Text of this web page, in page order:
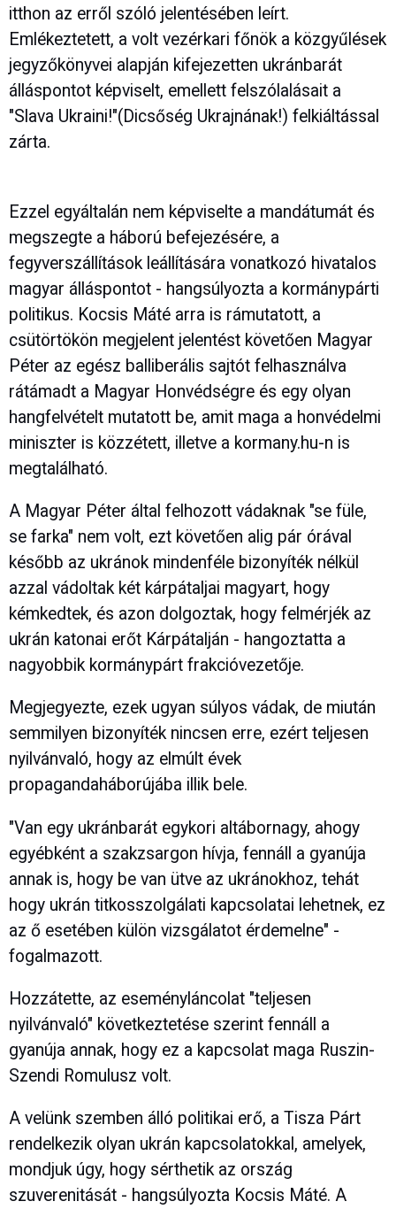
itthon az erről szóló jelentésében leírt.
Emlékeztetett, a volt vezérkari főnök a közgyűlések
jegyzőkönyvei alapján kifejezetten ukránbarát
álláspontot képviselt, emellett felszólalásait a
"Slava Ukraini!"(Dicsőség Ukrajnának!) felkiáltással
zárta.
Ezzel egyáltalán nem képviselte a mandátumát és
megszegte a háború befejezésére, a
fegyverszállítások leállítására vonatkozó hivatalos
magyar álláspontot - hangsúlyozta a kormánypárti
politikus. Kocsis Máté arra is rámutatott, a
csütörtökön megjelent jelentést követően Magyar
Péter az egész balliberális sajtót felhasználva
rátámadt a Magyar Honvédségre és egy olyan
hangfelvételt mutatott be, amit maga a honvédelmi
miniszter is közzétett, illetve a kormany.hu-n is
megtalálható.
A Magyar Péter által felhozott vádaknak "se füle,
se farka" nem volt, ezt követően alig pár órával
később az ukránok mindenféle bizonyíték nélkül
azzal vádoltak két kárpátaljai magyart, hogy
kémkedtek, és azon dolgoztak, hogy felmérjék az
ukrán katonai erőt Kárpátalján - hangoztatta a
nagyobbik kormánypárt frakcióvezetője.
Megjegyezte, ezek ugyan súlyos vádak, de miután
semmilyen bizonyíték nincsen erre, ezért teljesen
nyilvánvaló, hogy az elmúlt évek
propagandaháborújába illik bele.
"Van egy ukránbarát egykori altábornagy, ahogy
egyébként a szakzsargon hívja, fennáll a gyanúja
annak is, hogy be van ütve az ukránokhoz, tehát
hogy ukrán titkosszolgálati kapcsolatai lehetnek, ez
az ő esetében külön vizsgálatot érdemelne" -
fogalmazott.
Hozzátette, az eseményláncolat "teljesen
nyilvánvaló" következtetése szerint fennáll a
gyanúja annak, hogy ez a kapcsolat maga Ruszin-
Szendi Romulusz volt.
A velünk szemben álló politikai erő, a Tisza Párt
rendelkezik olyan ukrán kapcsolatokkal, amelyek,
mondjuk úgy, hogy sérthetik az ország
szuverenitását - hangsúlyozta Kocsis Máté. A